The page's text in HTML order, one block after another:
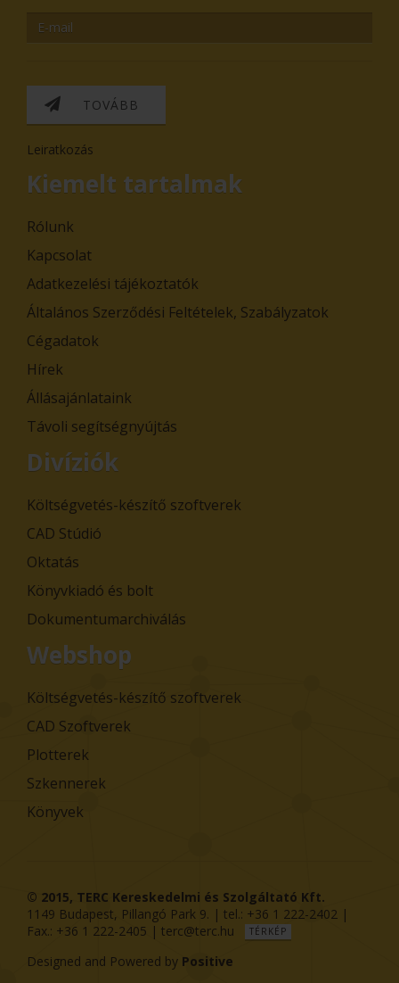
TOVÁBB
Leiratkozás
Kiemelt tartalmak
Rólunk
Kapcsolat
Adatkezelési tájékoztatók
Általános Szerződési Feltételek, Szabályzatok
Cégadatok
Hírek
Állásajánlataink
Távoli segítségnyújtás
Divíziók
Költségvetés-készítő szoftverek
CAD Stúdió
Oktatás
Könyvkiadó és bolt
Dokumentumarchiválás
Webshop
Költségvetés-készítő szoftverek
CAD Szoftverek
Plotterek
Szkennerek
Könyvek
© 2015, TERC Kereskedelmi és Szolgáltató Kft.
1149 Budapest, Pillangó Park 9. | tel.: +36 1 222-2402 |
Fax.: +36 1 222-2405 | terc@terc.hu TÉRKÉP
Designed and Powered by Positive